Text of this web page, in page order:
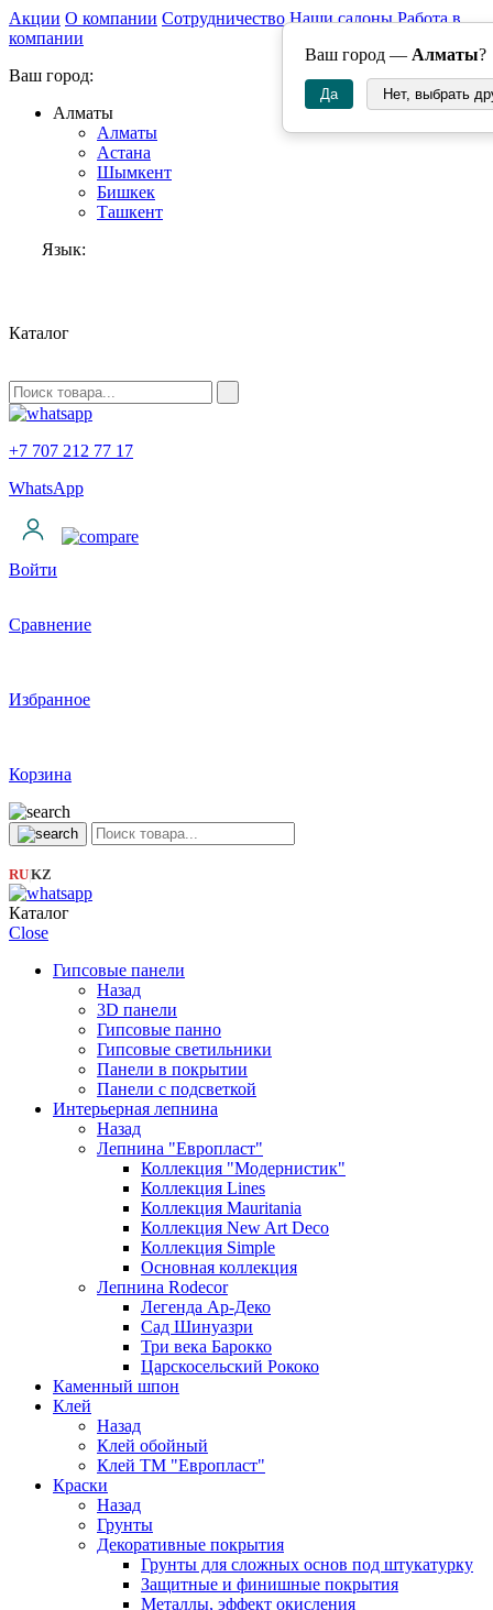
Ваш город — Алматы?
Да Нет, выбрать
Акции О компании Сотрудничество Наши салоны Работа в
компании
Ваш город:
Алматы
Алматы
Астана
Шымкент
Бишкек
Ташкент
Язык:
Каталог
+7 707 212 77 17
WhatsApp
Войти
Сравнение
Избранное
Корзина
RU|KZ
Каталог
Close
Гипсовые панели
Назад
3D панели
Гипсовые панно
Гипсовые светильники
Панели в покрытии
Панели с подсветкой
Интерьерная лепнина
Назад
Лепнина "Европласт"
Коллекция "Модернистик"
Коллекция Lines
Коллекция Mauritania
Коллекция New Art Deco
Коллекция Simple
Основная коллекция
Лепнина Rodecor
Легенда Ар-Деко
Сад Шинуазри
Три века Барокко
Царскосельский Рококо
Каменный шпон
Клей
Назад
Клей обойный
Клей ТМ "Европласт"
Краски
Назад
Грунты
Декоративные покрытия
Грунты для сложных основ под штукатурку
Защитные и финишные покрытия
Металлы, эффект окисления